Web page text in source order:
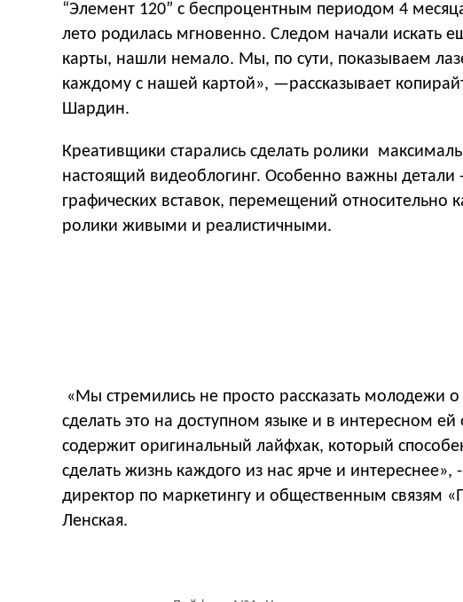
“Элемент 120” с беспроцентным периодом 4
лето родилась мгновенно. Следом начали искать
карты, нашли немало. Мы, по сути, показываем
каждому с нашей картой», —рассказывает
Шардин.
Креативщики старались сделать ролики
настоящий видеоблогинг. Особенно важны детали
графических вставок, перемещений относительно
ролики живыми и реалистичными.
«Мы стремились не просто рассказать молодежи
сделать это на доступном языке и в интересном
содержит оригинальный лайфхак, который
сделать жизнь каждого из нас ярче и интереснее»,
директор по маркетингу и общественным связям
Ленская.